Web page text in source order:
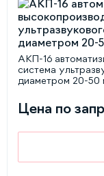
АКП-16
система
диаметром 20-50
Цена по